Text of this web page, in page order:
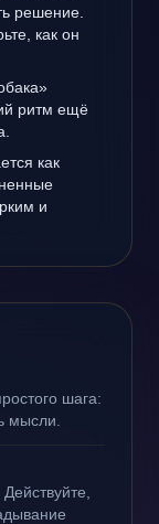
решение.
как он
ритм ещё
как
и
шага:
мысли.